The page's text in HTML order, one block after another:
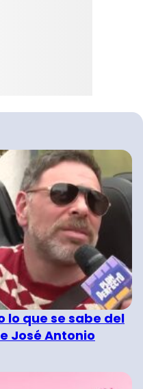
lo que se sabe del
José Antonio